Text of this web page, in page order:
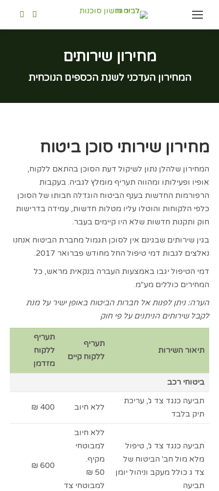
מחירון שירותים
המחירון העדכני לשנת הכספים הנוכחית
You are here:
מחירון שירותי סוכן ביטוח
המחירון שלהלן נתון לשיקול דעת הסוכן בהתאם ללקוח,
אופיו ופעילותו ומהווה תעריף מומלץ לגביה. בעקבות
הרפורמות החדשות בענף הביטוח הוגדלה חבותו של הסוכן
כלפי הלקוחות והוטלו עליו מטלות חדשות, עמידה בדרישות
חוק ותקנות חדשות שלא היו קיימים בעבר.
בגין שירותים שבגינם אין לסוכן תגמול מחברת הביטוח אנחנו
נאלצים לגבות דמי טיפול החל מחודש פברואר 2017.
דמי הטיפול יגבו באמצעות העברה בנקאית מראש, כל
המחירים כוללים מע"מ.
הערה: ניתן לפנות אל חברות הביטוח באופן ישיר על מנת
לקבל שירותים הניתנים על פי חוק
תיאור השירות
תעריף
ללקוח קיים
תעריף
ללקוח
מזדמן
ביטוחי רכב
תביעה כנגד צד ג', עריכת
תיק בלבד
ללא חיוב 400 ₪
תביעה כנגד צד ג', טיפול
מלא מול חב' הביטוח של
צד ג כולל מעקב וניהול יומן
תביעה
ללא חיוב
למבוטחי
מקיף.
50 ₪
למבוטחי צד
600 ₪